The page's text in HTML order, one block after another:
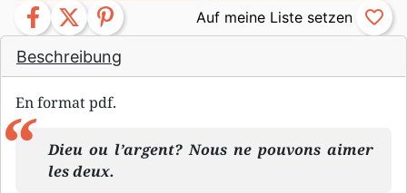
Beschreibung
En format pdf.
Dieu ou l’argent? Nous ne pouvons aimer
les deux.
facebook twitter pinterest favorite_border